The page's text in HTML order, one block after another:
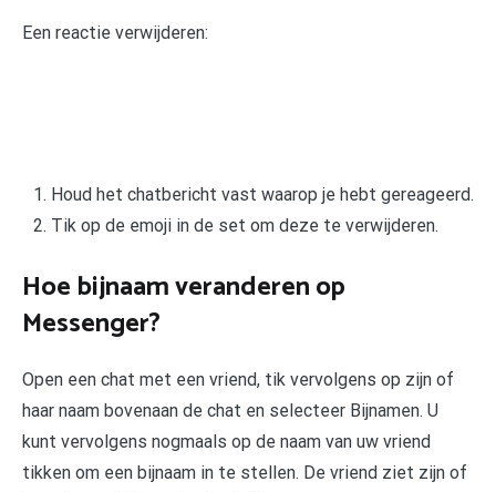
Een reactie verwijderen:
Houd het chatbericht vast waarop je hebt gereageerd.
Tik op de emoji in de set om deze te verwijderen.
Hoe bijnaam veranderen op
Messenger?
Open een chat met een vriend, tik vervolgens op zijn of
haar naam bovenaan de chat en selecteer Bijnamen. U
kunt vervolgens nogmaals op de naam van uw vriend
tikken om een bijnaam in te stellen. De vriend ziet zijn of